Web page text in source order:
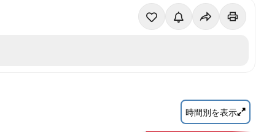
時間別を表示